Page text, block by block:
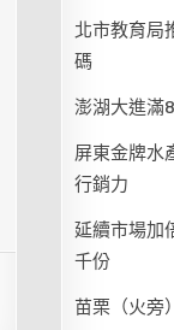
北市教育局
碼
澎湖大進滿
屏東金牌水
行銷力
延續市場加
千份
苗栗（火旁